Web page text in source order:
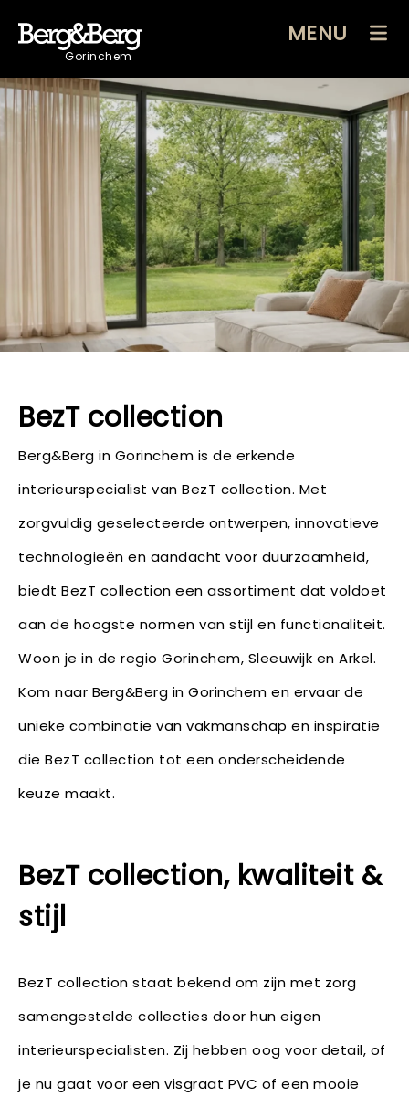
Gorinchem
MENU
BezT collection
Berg&Berg in Gorinchem is de erkende
interieurspecialist van BezT collection. Met
zorgvuldig geselecteerde ontwerpen, innovatieve
technologieën en aandacht voor duurzaamheid,
biedt BezT collection een assortiment dat voldoet
aan de hoogste normen van stijl en functionaliteit.
Woon je in de regio Gorinchem, Sleeuwijk en Arkel.
Kom naar Berg&Berg in Gorinchem en ervaar de
unieke combinatie van vakmanschap en inspiratie
die BezT collection tot een onderscheidende
keuze maakt.
BezT collection, kwaliteit &
stijl
BezT collection staat bekend om zijn met zorg
samengestelde collecties door hun eigen
interieurspecialisten. Zij hebben oog voor detail, of
je nu gaat voor een visgraat PVC of een mooie